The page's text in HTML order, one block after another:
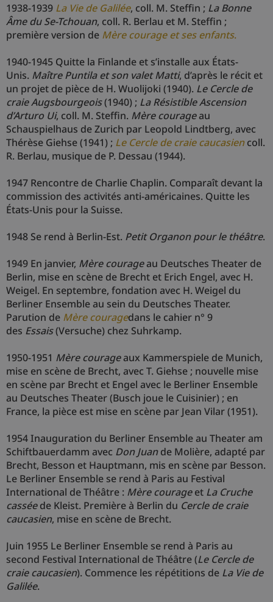
1938-1939 La Vie de Galilée, coll. M. Steffin ; La Bonne
Âme du Se-Tchouan, coll. R. Berlau et M. Steffin ;
première version de Mère courage et ses enfants.
1940-1945 Quitte la Finlande et s’installe aux États-
Unis. Maître Puntila et son valet Matti, d’après le récit et
un projet de pièce de H. Wuolijoki (1940). Le Cercle de
craie Augsbourgeois(1940) ; La Résistible Ascension
d’Arturo Ui, coll. M. Steffin. Mère courageau
Schauspielhaus de Zurich par Leopold Lindtberg, avec
Thérèse Giehse (1941) ; Le Cercle de craie caucasiencoll.
R. Berlau, musique de P. Dessau (1944).
1947 Rencontre de Charlie Chaplin. Comparaît devant la
commission des activités anti-américaines. Quitte les
États-Unis pour la Suisse.
1948 Se rend à Berlin-Est. Petit Organon pour le théâtre.
1949 En janvier, Mère courageau Deutsches Theater de
Berlin, mise en scène de Brecht et Erich Engel, avec H.
Weigel. En septembre, fondation avec H. Weigel du
Berliner Ensemble au sein du Deutsches Theater.
Parution de Mère couragedans le cahier n° 9
des Essais(Versuche) chez Suhrkamp.
1950-1951 Mère courageaux Kammerspiele de Munich,
mise en scène de Brecht, avec T. Giehse ; nouvelle mise
en scène par Brecht et Engel avec le Berliner Ensemble
au Deutsches Theater (Busch joue le Cuisinier) ; en
France, la pièce est mise en scène par Jean Vilar (1951).
1954 Inauguration du Berliner Ensemble au Theater am
Schiftbauerdamm avec Don Juande Molière, adapté par
Brecht, Besson et Hauptmann, mis en scène par Besson.
Le Berliner Ensemble se rend à Paris au Festival
International de Théâtre : Mère courageet La Cruche
casséede Kleist. Première à Berlin du Cercle de craie
caucasien, mise en scène de Brecht.
Juin 1955 Le Berliner Ensemble se rend à Paris au
second Festival International de Théâtre (Le Cercle de
craie caucasien). Commence les répétitions de La Vie de
Galilée.